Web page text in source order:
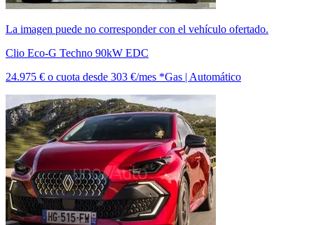
La imagen puede no corresponder con el vehículo ofertado.
Clio Eco-G Techno 90kW EDC
24.975 € o cuota desde 303 €/mes *Gas | Automático